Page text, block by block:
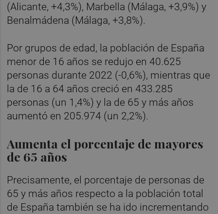
(Alicante, +4,3%), Marbella (Málaga, +3,9%) y
Benalmádena (Málaga, +3,8%).
Por grupos de edad, la población de España
menor de 16 años se redujo en 40.625
personas durante 2022 (-0,6%), mientras que
la de 16 a 64 años creció en 433.285
personas (un 1,4%) y la de 65 y más años
aumentó en 205.974 (un 2,2%).
Aumenta el porcentaje de mayores
de 65 años
Precisamente, el porcentaje de personas de
65 y más años respecto a la población total
de España también se ha ido incrementando